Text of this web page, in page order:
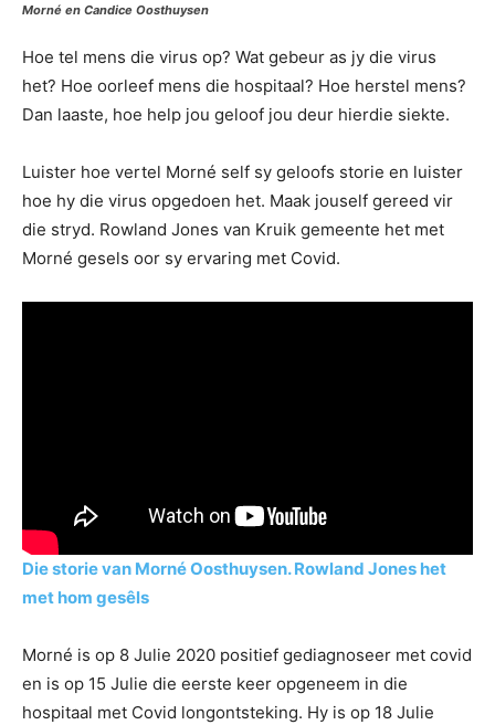
Morné en Candice Oosthuysen
Hoe tel mens die virus op? Wat gebeur as jy die virus
het? Hoe oorleef mens die hospitaal? Hoe herstel mens?
Dan laaste, hoe help jou geloof jou deur hierdie siekte.
Luister hoe vertel Morné self sy geloofs storie en luister
hoe hy die virus opgedoen het. Maak jouself gereed vir
die stryd. Rowland Jones van Kruik gemeente het met
Morné gesels oor sy ervaring met Covid.
Die storie van Morné Oosthuysen. Rowland Jones het
met hom gesêls
Morné is op 8 Julie 2020 positief gediagnoseer met covid
en is op 15 Julie die eerste keer opgeneem in die
hospitaal met Covid longontsteking. Hy is op 18 Julie